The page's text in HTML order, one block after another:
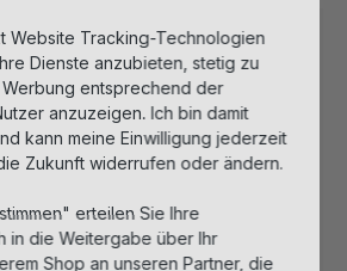
Sie sich an, um Artikel in
legen zu können.
zum Einkaufen
Lieferzeit: 1-3 Tage
Website Tracking-Technologien
Dienste anzubieten, stetig zu
entsprechend der
anzuzeigen. Ich bin damit
kann meine Einwilligung jederzeit
Zukunft widerrufen oder ändern.
erteilen Sie Ihre
in die Weitergabe über Ihr
Shop an unseren Partner, die